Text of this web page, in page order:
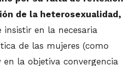
de la heterosexualidad,
insistir en la necesaria
de las mujeres (como
en la objetiva convergencia